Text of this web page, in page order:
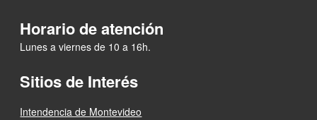
Espacios públicos renovados en el D
Te cuento Luisa - 10 Años del Centro
Horario de atención
Lunes a viernes de 10 a 16h.
Sitios de Interés
Intendencia de Montevideo